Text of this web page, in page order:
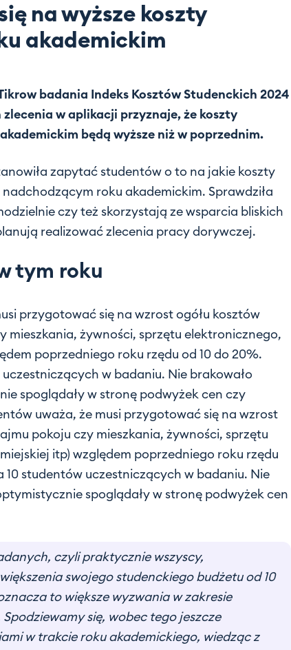
na wyższe koszty
akademickim
badania Indeks Kosztów Studenckich 2024
w aplikacji przyznaje, że koszty
będą wyższe niż w poprzednim.
zapytać studentów o to na jakie koszty
roku akademickim. Sprawdziła
czy też skorzystają ze wsparcia bliskich
realizować zlecenia pracy dorywczej.
tym roku
przygotować się na wzrost ogółu kosztów
mieszkania, żywności, sprzętu elektronicznego,
poprzedniego roku rzędu od 10 do 20%.
w badaniu. Nie brakowało
spoglądały w stronę podwyżek cen czy
uważa, że musi przygotować się na wzrost
pokoju czy mieszkania, żywności, sprzętu
itp) względem poprzedniego roku rzędu
10 studentów uczestniczących w badaniu. Nie
spoglądały w stronę podwyżek cen
czyli praktycznie wszyscy,
swojego studenckiego budżetu od 10
to większe wyzwania w zakresie
się, wobec tego jeszcze
w trakcie roku akademickiego, wiedząc z